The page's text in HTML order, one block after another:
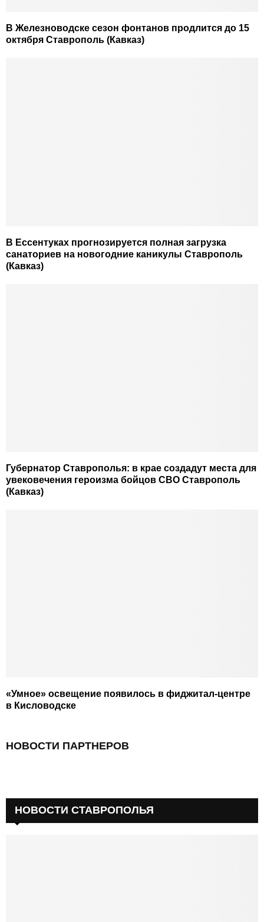
В Железноводске сезон фонтанов продлится до 15
октября Ставрополь (Кавказ)
В Ессентуках прогнозируется полная загрузка
санаториев на новогодние каникулы Ставрополь
(Кавказ)
Губернатор Ставрополья: в крае создадут места для
увековечения героизма бойцов СВО Ставрополь
(Кавказ)
«Умное» освещение появилось в фиджитал-центре
в Кисловодске
НОВОСТИ ПАРТНЕРОВ
НОВОСТИ СТАВРОПОЛЬЯ